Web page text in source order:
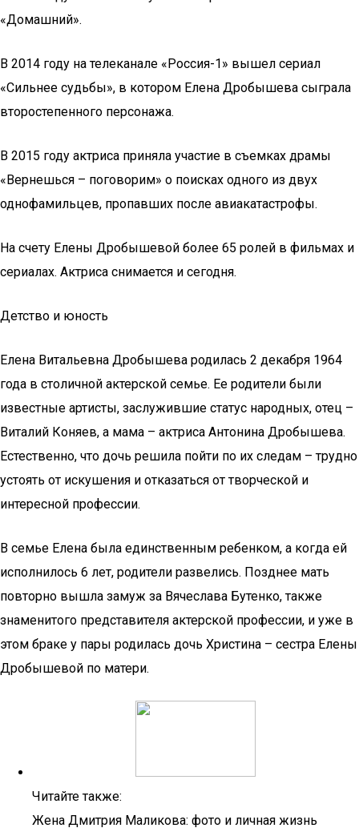
«Домашний».
В 2014 году на телеканале «Россия-1» вышел сериал
«Сильнее судьбы», в котором Елена Дробышева сыграла
второстепенного персонажа.
В 2015 году актриса приняла участие в съемках драмы
«Вернешься – поговорим» о поисках одного из двух
однофамильцев, пропавших после авиакатастрофы.
На счету Елены Дробышевой более 65 ролей в фильмах и
сериалах. Актриса снимается и сегодня.
Детство и юность
Елена Витальевна Дробышева родилась 2 декабря 1964
года в столичной актерской семье. Ее родители были
известные артисты, заслужившие статус народных, отец –
Виталий Коняев, а мама – актриса Антонина Дробышева.
Естественно, что дочь решила пойти по их следам – трудно
устоять от искушения и отказаться от творческой и
интересной профессии.
В семье Елена была единственным ребенком, а когда ей
исполнилось 6 лет, родители развелись. Позднее мать
повторно вышла замуж за Вячеслава Бутенко, также
знаменитого представителя актерской профессии, и уже в
этом браке у пары родилась дочь Христина – сестра Елены
Дробышевой по матери.
Читайте также:
Жена Дмитрия Маликова: фото и личная жизнь